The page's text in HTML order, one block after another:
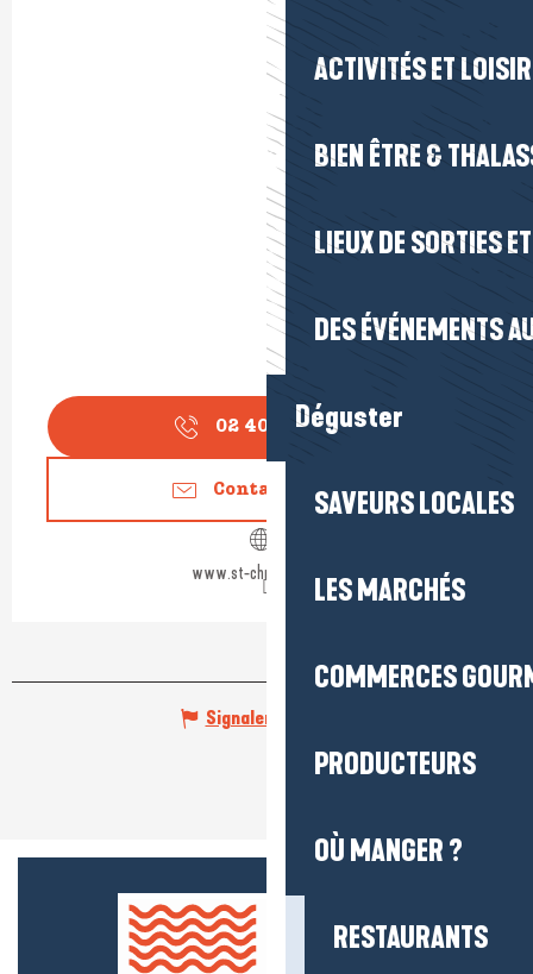
ACTIVITÉS ET
BIEN ÊTRE &
LIEUX DE SORTIES
DES ÉVÉNEMENTS
Déguster
SAVEURS LOCALES
LES MARCHÉS
COMMERCES
PRODUCTEURS
OÙ MANGER ?
RESTAURANTS
02 40 62 40▒▒
Contactez-nous
www.st-christophe.com
Signaler une erreur